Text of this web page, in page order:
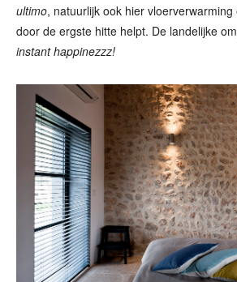
ultimo, natuurlijk ook hier
door de ergste hitte helpt. De landelijke
instant happinezzz!